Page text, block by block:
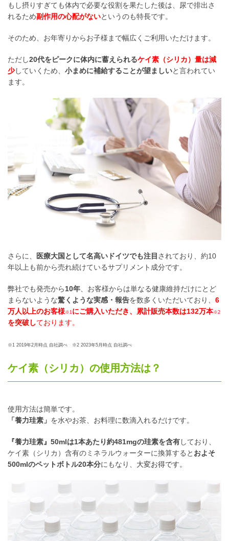
もし摂りすぎても体内で必要な役割を果たした後は、尿で排出さ
れるため副作用の心配がないというのも特長です。
そのため、お年寄りからお子様まで幅広くご利用いただけます。
ただし20代をピークに体内に蓄えられるケイ素（シリカ）量は減
少していくため、 小まめに補給することが望ましいと言われてい
ます。
さらに、 医療大国として名高いドイツでも注目 されており、約10
年以上も前から売れ続けているサプリメント成分です。
弊社でも発売から10年、お客様からは単なる健康維持だけにとど
まらないような驚くような実感・報告を数多くいただいており、 6
万人以上のお客様※1にご購入いただき、累計販売本数は132万本※2
を突破しております。
※1 2019年2月時点 自社調べ ※2 2023年5月時点 自社調べ
ケイ素（シリカ）の使用方法は？
使用方法は簡単です。
「養力珪素」 を水やお茶、お料理に数滴入れるだけです。
『養力珪素』50mlは1本あたり約481mgの珪素を含有しており、
ケイ素（シリカ）含有のミネラルウォーターに換算すると およそ
500mlのペットボトル20本分にもなり、 大変お得です。